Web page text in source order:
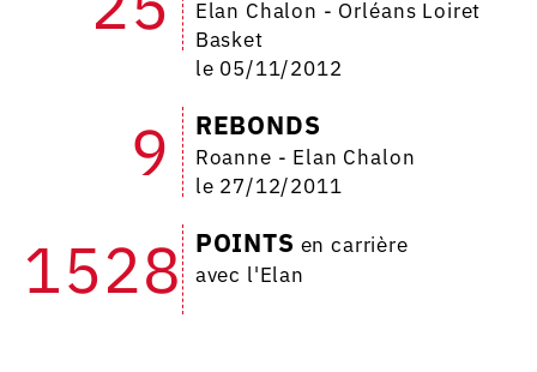
Elan Chalon - Orléans Loiret
Basket
le 05/11/2012
9 REBONDS
Roanne - Elan Chalon
le 27/12/2011
1528 POINTS en carrière
avec l'Elan